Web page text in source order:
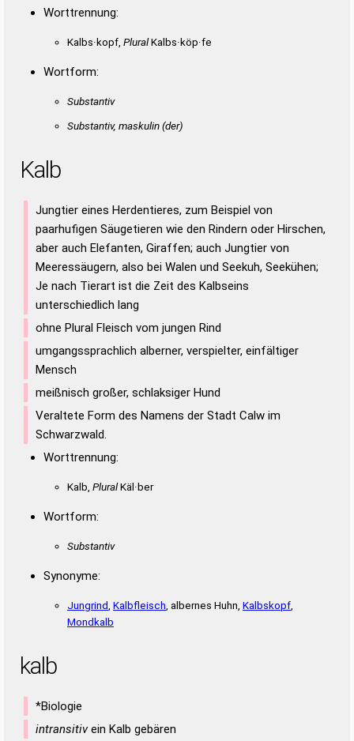
Worttrennung:
Kalbs·kopf, PluralKalbs·köp·fe
Wortform:
Substantiv
Substantiv, maskulin(der)
Kalb
Jungtier eines Herdentieres, zum Beispiel von
paarhufigen Säugetieren wie den Rindern oder Hirschen,
aber auch Elefanten, Giraffen; auch Jungtier von
Meeressäugern, also bei Walen und Seekuh, Seekühen;
Je nach Tierart ist die Zeit des Kalbseins
unterschiedlich lang
ohne Plural Fleisch vom jungen Rind
umgangssprachlich alberner, verspielter, einfältiger
Mensch
meißnisch großer, schlaksiger Hund
Veraltete Form des Namens der Stadt Calw im
Schwarzwald.
Worttrennung:
Kalb, PluralKäl·ber
Wortform:
Substantiv
Synonyme:
Jungrind Kalbfleisch , albernes Huhn, Kalbskopf
Mondkalb
kalb
*Biologie
intransitivein Kalb gebären